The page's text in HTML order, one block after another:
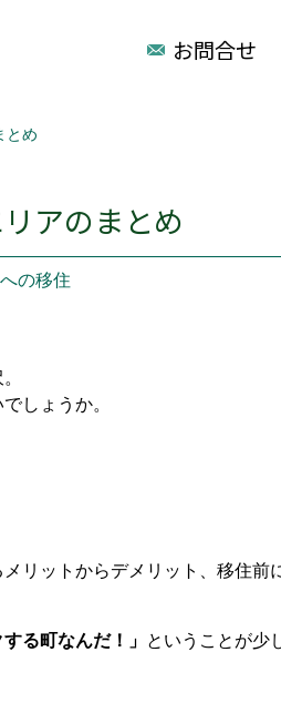
お問合せ
とめ
アのまとめ
の移住
しょうか。
リットからデメリット、移住
る町なんだ！」 ということが少